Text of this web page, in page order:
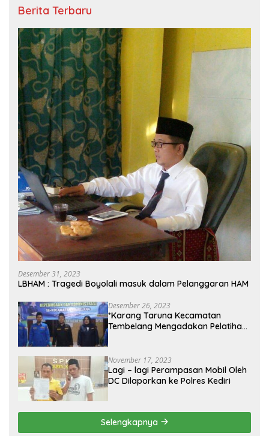
Berita Terbaru
Desember 31, 2023
LBHAM : Tragedi Boyolali masuk dalam Pelanggaran HAM
Desember 26, 2023
*Karang Taruna Kecamatan
Tembelang Mengadakan Pelatihan
November 17, 2023
Lagi – lagi Perampasan Mobil Oleh
DC Dilaporkan ke Polres Kediri
Selengkapnya